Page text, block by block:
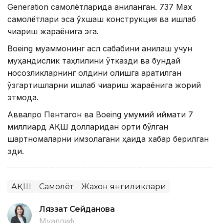
Generation самолётларида аниқланган. 737 Max
самолётлари эса ўхшаш конструкция ва ишлаб
чиқариш жараёнига эга.
Boeing муаммонинг асл сабабини аниқлаш учун
муҳандислик таҳлилини ўтказди ва бундай
носозликларнинг олдини олишга қаратилган
ўзгартишларни ишлаб чиқариш жараёнига жорий
этмоқда.
Аввалроқ Пентагон ва Boeing умумий қиймати 7
миллиард АҚШ долларидан ортиқ бўлган
шартномаларни имзолагани ҳақида хабар берилган
эди.
АҚШ Самолёт Жаҳон янгиликлари
Ляззат Сейданова
Муаллиф